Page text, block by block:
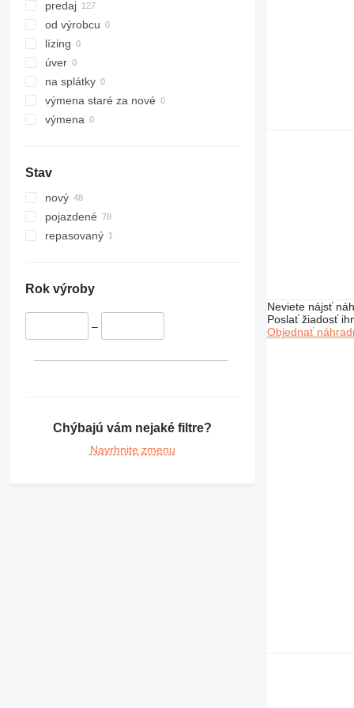
317
318
320
321
322
323
324
330
336
340
350
390
422
predaj
od výrobcu
lízing
úver
na splátky
výmena staré za nové
výmena
Stav
nový
pojazdené
repasovaný
Rok výroby
–
Chýbajú vám nejaké filtre?
Navrhnite zmenu
Neviete nájsť
Poslať žiadosť
Objednať